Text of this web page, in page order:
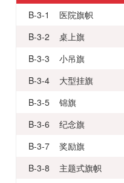
B-3-1 医院旗帜
B-3-2 桌上旗
B-3-3 小吊旗
B-3-4 大型挂旗
B-3-5 锦旗
B-3-6 纪念旗
B-3-7 奖励旗
B-3-8 主题式旗帜